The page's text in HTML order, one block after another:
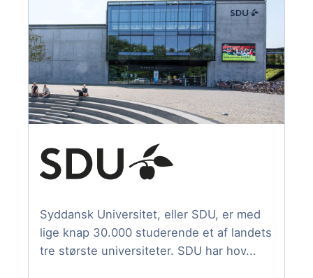
Syddansk Universitet, eller SDU, er med
lige knap 30.000 studerende et af landets
tre største universiteter. SDU har hov...